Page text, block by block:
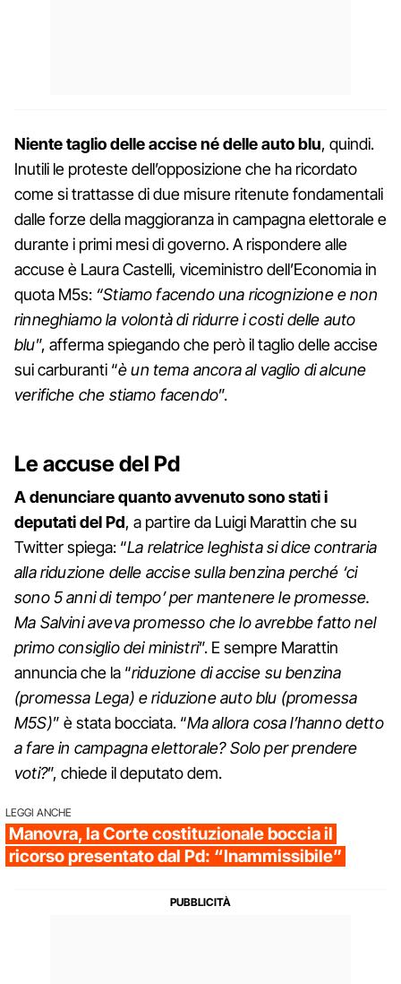
Niente taglio delle accise né delle auto blu, quindi.
Inutili le proteste dell’opposizione che ha ricordato
come si trattasse di due misure ritenute fondamentali
dalle forze della maggioranza in campagna elettorale e
durante i primi mesi di governo. A rispondere alle
accuse è Laura Castelli, viceministro dell’Economia in
quota M5s: “Stiamo facendo una ricognizione e non
rinneghiamo la volontà di ridurre i costi delle auto
blu”, afferma spiegando che però il taglio delle accise
sui carburanti “è un tema ancora al vaglio di alcune
verifiche che stiamo facendo”.
Le accuse del Pd
A denunciare quanto avvenuto sono stati i
deputati del Pd, a partire da Luigi Marattin che su
Twitter spiega: “La relatrice leghista si dice contraria
alla riduzione delle accise sulla benzina perché ‘ci
sono 5 anni di tempo’ per mantenere le promesse.
Ma Salvini aveva promesso che lo avrebbe fatto nel
primo consiglio dei ministri”. E sempre Marattin
annuncia che la “riduzione di accise su benzina
(promessa Lega) e riduzione auto blu (promessa
M5S)” è stata bocciata. “Ma allora cosa l’hanno detto
a fare in campagna elettorale? Solo per prendere
voti?”, chiede il deputato dem.
LEGGI ANCHE
Manovra, la Corte costituzionale boccia il
ricorso presentato dal Pd: “Inammissibile”